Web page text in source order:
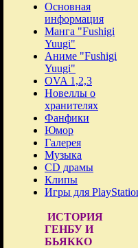
Основная
информация
Манга "Fushigi
Yuugi"
Аниме "Fushigi
Yuugi"
OVA 1,2,3
Новеллы о
хранителях
Фанфики
Юмор
Галерея
Музыка
CD драмы
Клипы
Игры для
ИСТОРИЯ
ГЕНБУ И
БЬЯККО